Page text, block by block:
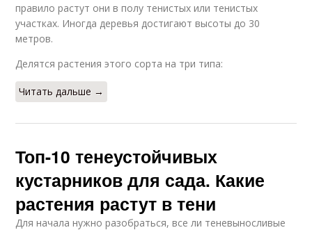
правило растут они в полу тенистых или тенистых
участках. Иногда деревья достигают высоты до 30
метров.
Делятся растения этого сорта на три типа:
Читать дальше →
Топ-10 тенеустойчивых
кустарников для сада. Какие
растения растут в тени
Для начала нужно разобраться, все ли теневыносливые